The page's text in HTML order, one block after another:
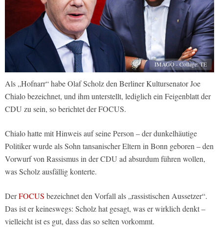
IMAGO - Collage: TE
Als „Hofnarr“ habe Olaf Scholz den Berliner Kultursenator Joe
Chialo bezeichnet, und ihm unterstellt, lediglich ein Feigenblatt der
CDU zu sein, so berichtet der FOCUS.
Chialo hatte mit Hinweis auf seine Person – der dunkelhäutige
Politiker wurde als Sohn tansanischer Eltern in Bonn geboren – den
Vorwurf von Rassismus in der CDU ad absurdum führen wollen,
was Scholz ausfällig konterte.
DerFOCUS bezeichnet den Vorfall als „rassistischen Aussetzer“.
Das ist er keineswegs: Scholz hat gesagt, was er wirklich denkt –
vielleicht ist es gut, dass das so selten vorkommt.